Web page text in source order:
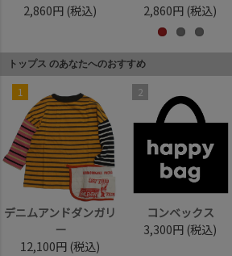
2,860円 (税込)
2,860円 (税込)
トップス のあなたへのおすすめ
1
デニムアンドダンガリ
ー
12,100円 (税込)
2
コンベックス
3,300円 (税込)